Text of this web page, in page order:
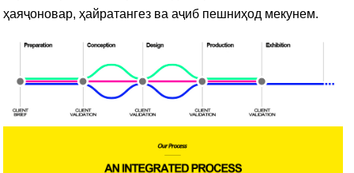
ҳаяҷоновар, ҳайратангез ва аҷиб пешниҳод мекунем.